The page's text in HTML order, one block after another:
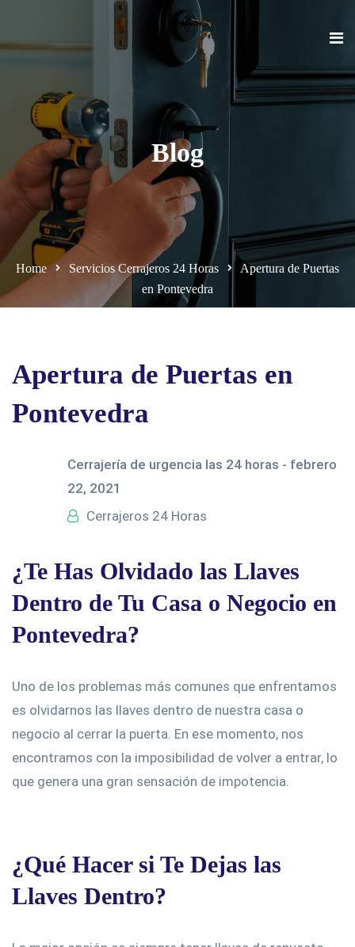
Blog
Home Servicios Cerrajeros 24 Horas
Apertura de Puertas
en Pontevedra
Apertura de Puertas en
Pontevedra
Cerrajería de urgencia las 24 horas - febrero
22, 2021
Cerrajeros 24 Horas
¿Te Has Olvidado las Llaves
Dentro de Tu Casa o Negocio en
Pontevedra?
Uno de los problemas más comunes que enfrentamos
es olvidarnos las llaves dentro de nuestra casa o
negocio al cerrar la puerta. En ese momento, nos
encontramos con la imposibilidad de volver a entrar, lo
que genera una gran sensación de impotencia.
¿Qué Hacer si Te Dejas las
Llaves Dentro?